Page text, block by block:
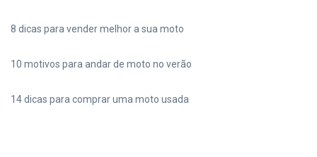
8 dicas para vender melhor a sua moto
10 motivos para andar de moto no verão
14 dicas para comprar uma moto usada